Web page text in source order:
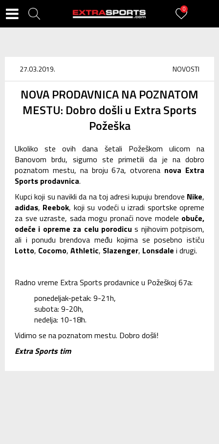
0
NOVOSTI
27.03.2019.
NOVA PRODAVNICA NA POZNATOM
MESTU: Dobro došli u Extra Sports
Požeška
Ukoliko ste ovih dana šetali Požeškom ulicom na
Banovom brdu, sigurno ste primetili da je na dobro
poznatom mestu, na broju 67a, otvorena nova Extra
Sports prodavnica.
Kupci koji su navikli da na toj adresi kupuju brendove Nike,
adidas, Reebok, koji su vodeći u izradi sportske opreme
za sve uzraste, sada mogu pronaći nove modele obuće,
odeće i opreme za celu porodicu s njihovim potpisom,
ali i ponudu brendova među kojima se posebno ističu
Lotto, Cocomo, Athletic, Slazenger, Lonsdale i drugi.
Radno vreme Extra Sports prodavnice u Požeškoj 67a:
ponedeljak-petak: 9-21h,
subota: 9-20h,
nedelja: 10-18h.
Vidimo se na poznatom mestu. Dobro došli!
Extra Sports tim